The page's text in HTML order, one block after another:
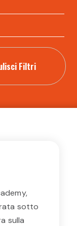
Filtri
sotto
sulla